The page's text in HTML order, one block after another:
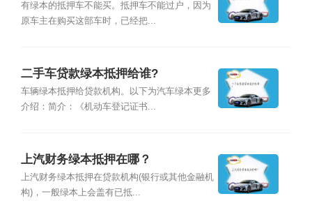
有绿本的抵押车不能买。抵押车不能过户，因为
原车主在购买这部车时，已经把...
二手车贷款绿本抵押给谁?
车辆绿本抵押给贷款机构。以下为汽车绿本更多
介绍：简介：《机动车登记证书...
上汽财务绿本抵押在哪？
上汽财务绿本抵押在贷款机构(银行或其他金融机
构)，一般绿本上会盖有已抵...